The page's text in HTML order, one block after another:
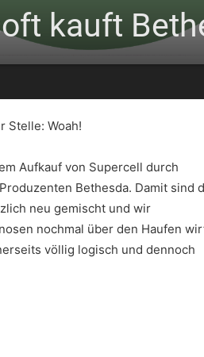
kauft
Stelle: Woah!
Aufkauf von Supercell durch
Bethesda. Damit sind
neu gemischt und wir
nochmal über den Haufen
völlig logisch und dennoch